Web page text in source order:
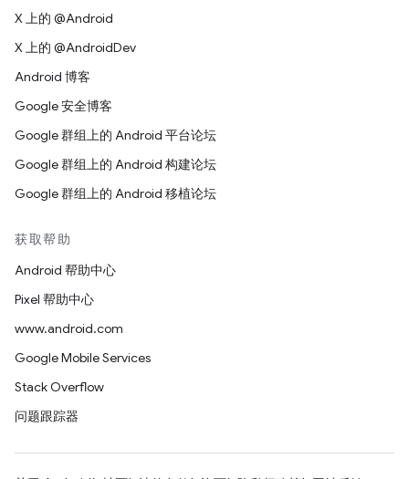
X 上的 @Android
X 上的 @AndroidDev
Android 博客
Google 安全博客
Google 群组上的 Android 平台论坛
Google 群组上的 Android 构建论坛
Google 群组上的 Android 移植论坛
获取帮助
Android 帮助中心
Pixel 帮助中心
www.android.com
Google Mobile Services
Stack Overflow
问题跟踪器